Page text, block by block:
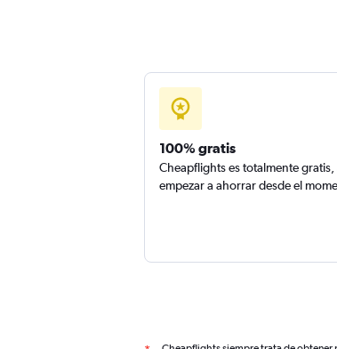
100% gratis
Cheapflights es totalmente
empezar a ahorrar desde el